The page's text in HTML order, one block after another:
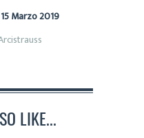
Marzo 2019
LIKE...